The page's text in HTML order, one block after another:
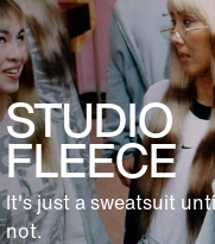
STUDIO
FLEECE
It's just a sweatsuit
not.